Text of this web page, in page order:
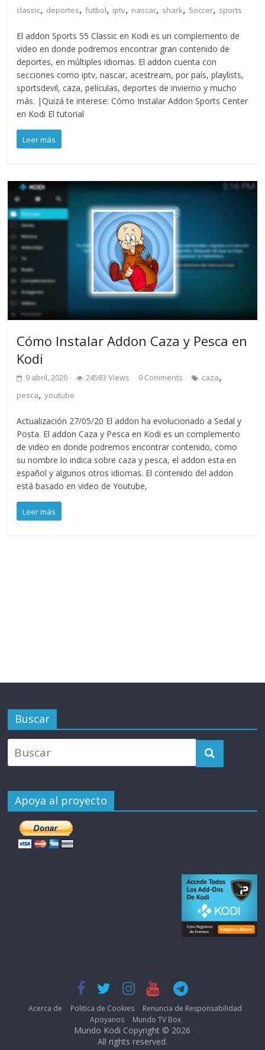
classic, deportes,futbol, iptv, nascar, shark, Soccer, sports
El addon Sports 55 Classic en Kodi es un complemento de
video en donde podremos encontrar gran contenido de
deportes, en múltiples idiomas. El addon cuenta con
secciones como iptv, nascar, acestream, por país, playlists,
sportsdevil, caza, películas, deportes de invierno y mucho
más. |Quizá te interese: Cómo Instalar Addon Sports Center
en Kodi El tutorial
Leer más
Cómo Instalar Addon Caza y Pesca en
Kodi
9 abril, 2020 24583 Views 0 Comments caza,
pesca,youtube
Actualización 27/05/20 El addon ha evolucionado a Sedal y
Posta. El addon Caza y Pesca en Kodi es un complemento
de video en donde podremos encontrar contenido, como
su nombre lo indica sobre caza y pesca, el addon esta en
español y algunos otros idiomas. El contenido del addon
está basado en video de Youtube,
Leer más
Buscar
Apoya al proyecto
Acerca de Politica de Cookies
Renuncia de Responsabilidad
Apoyanos
Mundo TV Box
Mundo Kodi Copyright © 2026
All rights reserved.